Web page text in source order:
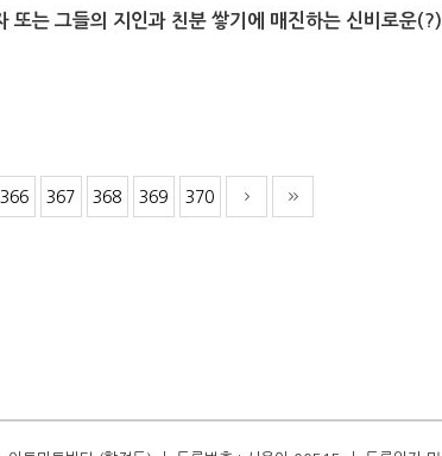
또는 그들의 지인과 친분 쌓기에 매진하는 신비로운(?)
366 367 368 369 370